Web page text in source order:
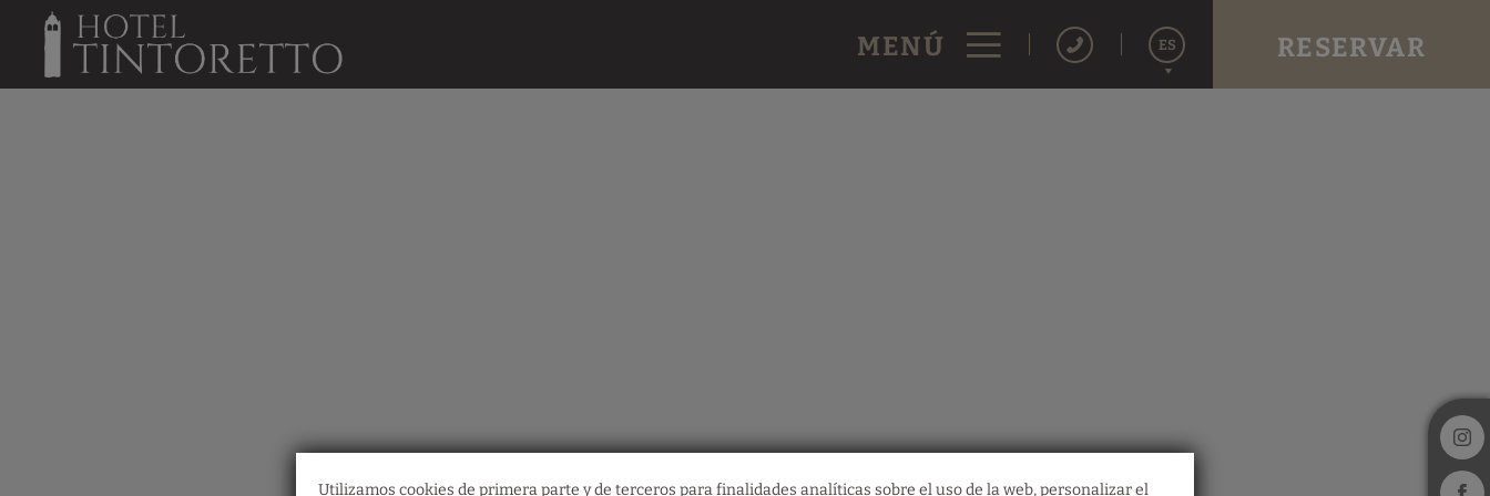
Utilizamos cookies de primera parte y de terceros para finalidades analíticas sobre el uso de la web, personalizar el
MENÚ ES RESERVAR